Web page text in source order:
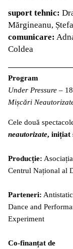
suport tehnic:
Mărgineanu,
comunicare:
Coldea
Program
Under Pressure –
Mișcări
Cele două
neautorizate, inițiat
Producție:
Centrul Național al
Parteneri:
Dance and
Experiment
Co-finanțat de